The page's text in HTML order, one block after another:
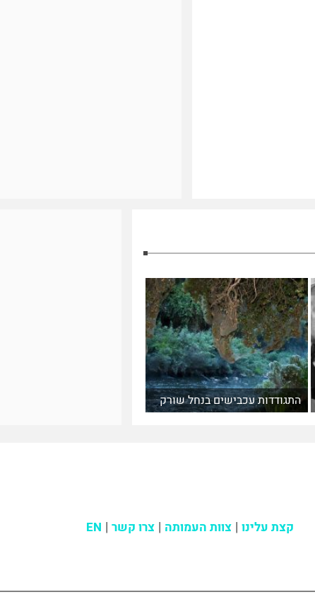
התגודדות עכבישים בנחל שורק
קצת עלינו צוות העמותה צרו קשר EN